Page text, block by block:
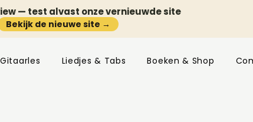
— test alvast onze vernieuwde site
Bekijk de nieuwe site →
Gitaarles Liedjes & Tabs Boeken & Shop